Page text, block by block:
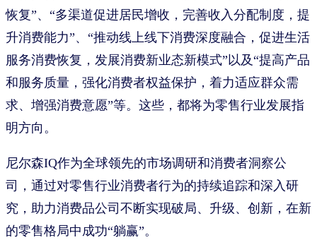
恢复”、“多渠道促进居民增收，完善收入分配制度，提
升消费能力”、“推动线上线下消费深度融合，促进生活
服务消费恢复，发展消费新业态新模式”以及“提高产品
和服务质量，强化消费者权益保护，着力适应群众需
求、增强消费意愿”等。这些，都将为零售行业发展指
明方向。
尼尔森IQ作为全球领先的市场调研和消费者洞察公
司，通过对零售行业消费者行为的持续追踪和深入研
究，助力消费品公司不断实现破局、升级、创新，在新
的零售格局中成功“躺赢”。